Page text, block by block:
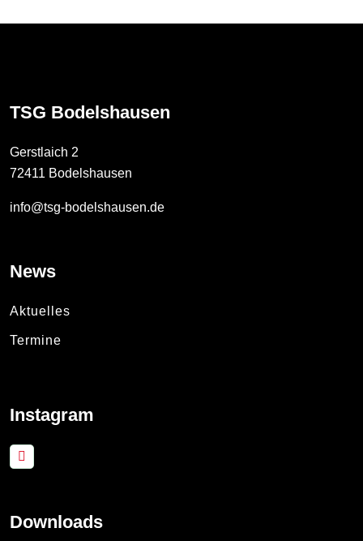
TSG Bodelshausen
Gerstlaich 2
72411 Bodelshausen
info@tsg-bodelshausen.de
News
Aktuelles
Termine
Instagram
Downloads